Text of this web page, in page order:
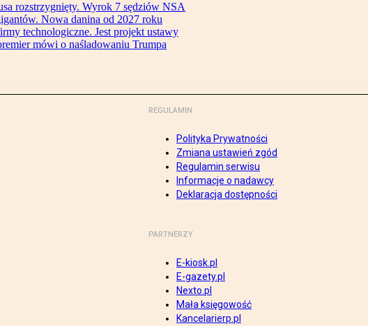
rozstrzygnięty. Wyrok 7 sędziów NSA
Nowa danina od 2027 roku
technologiczne. Jest projekt ustawy
mówi o naśladowaniu Trumpa
REGULAMIN
Polityka Prywatności
Zmiana ustawień zgód
Regulamin serwisu
Informacje o nadawcy
Deklaracja dostępności
PARTNERZY
E-kiosk.pl
E-gazety.pl
Nexto.pl
Mała księgowość
Kancelarierp.pl